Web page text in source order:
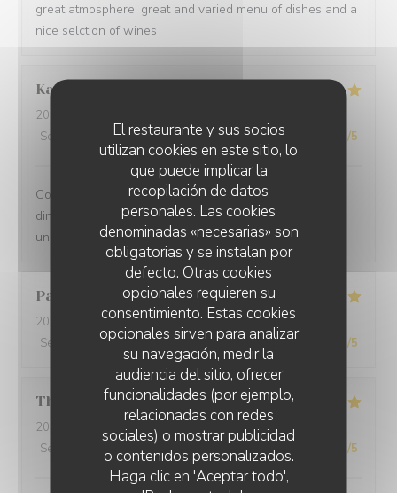
El restaurante y sus socios
utilizan cookies en este sitio, lo
que puede implicar la
recopilación de datos
personales. Las cookies
denominadas «necesarias» son
obligatorias y se instalan por
defecto. Otras cookies
opcionales requieren su
consentimiento. Estas cookies
opcionales sirven para analizar
su navegación, medir la
audiencia del sitio, ofrecer
funcionalidades (por ejemplo,
relacionadas con redes
sociales) o mostrar publicidad
o contenidos personalizados.
Haga clic en 'Aceptar todo',
great atmosphere, great and varied menu of dishes and a
nice selction of wines
Kamil
2025-12-31
Servicio
Ambiente: 5/5 Menú: 5/5 Calidad / Precio /5
Comprehensive restaurant with friendly service. The
dinner was tasty with fresh ingredients and served with
unexpected flavors.
Paolo
2025-12-29 - 20:00 - Invitados 2
Servicio
/5 Ambiente: 5/5 Menú: 5 /5 Calidad / Precio /5
Thomas L
2025-12-31
- 20:00 - Invitados 2
Servicio
Ambiente : 5 Menú 5 Calidad / Precio /5